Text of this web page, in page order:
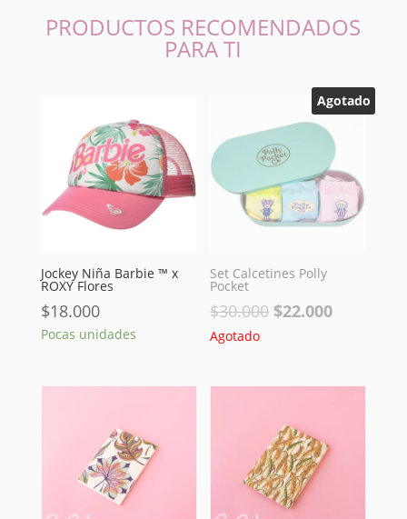
PRODUCTOS RECOMENDADOS
PARA TI
Jockey Niña Barbie ™ x
ROXY Flores
$18.000
Pocas unidades
Agotado
Set Calcetines Polly
Pocket
$30.000 El
era:
$22.000El
es:
Agotado